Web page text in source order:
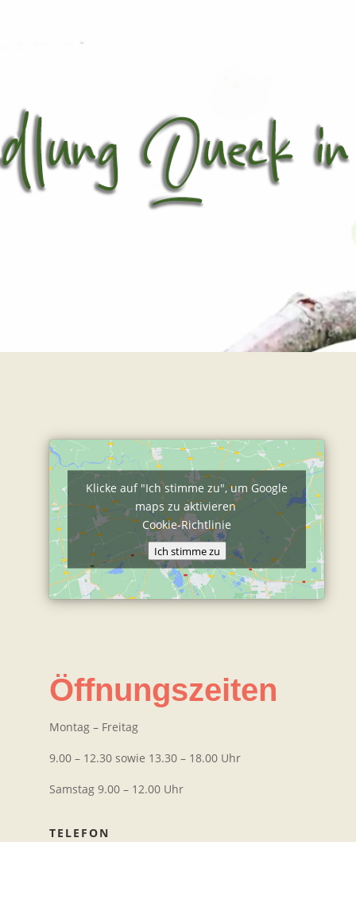
Klicke auf "Ich stimme zu", um Google
maps zu aktivieren
Cookie-Richtlinie
Ich stimme zu
Öffnungszeiten
Montag – Freitag
9.00 – 12.30 sowie 13.30 – 18.00 Uhr
Samstag 9.00 – 12.00 Uhr
TELEFON